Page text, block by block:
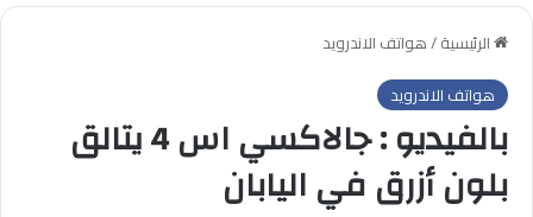
الرئيسية/هواتف الاندرويد
هواتف الاندرويد
بالفيديو : جالاكسي اس 4 يتالق
بلون أزرق في اليابان